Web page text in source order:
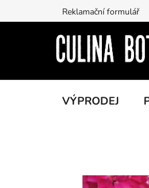
na
Reklamační formulář
VÝPRODEJ